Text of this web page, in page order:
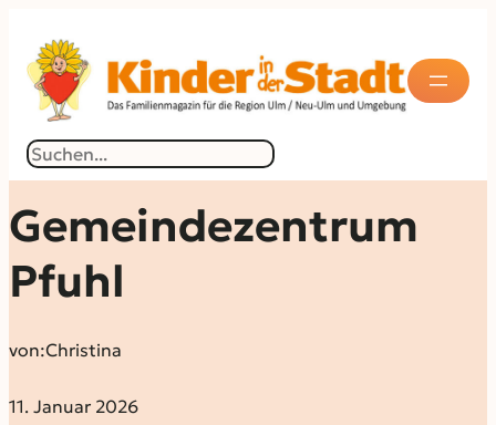
Suchen
Gemeindezentrum
Pfuhl
von:Christina
11. Januar 2026